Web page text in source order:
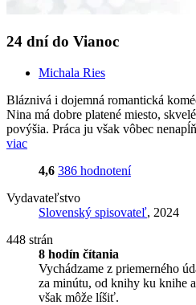
24 dní do Vianoc
Michala Ries
Bláznivá i dojemná romantická
Nina má dobre platené miesto,
povýšia. Práca ju však vôbec
viac
4,6 386 hodnotení
Vydavateľstvo
Slovenský spisovateľ, 2024
448 strán
8 hodín čítania
Vychádzame z priemerného
za minútu, od knihy ku knihe
však môže líšiť.